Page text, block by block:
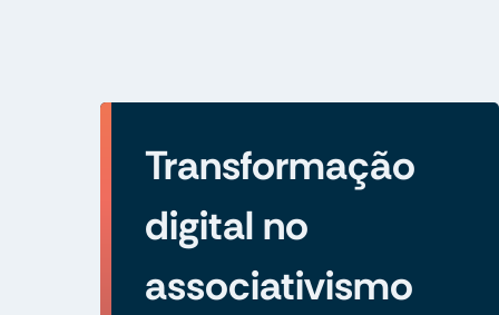
Transformação
digital no
associativismo